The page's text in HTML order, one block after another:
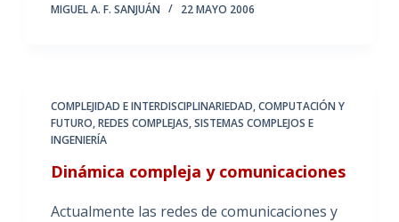
MIGUEL A. F. SANJUÁN 22 MAYO 2006
COMPLEJIDAD E INTERDISCIPLINARIEDAD,COMPUTACIÓN Y
FUTURO,REDES COMPLEJAS,SISTEMAS COMPLEJOS E
INGENIERÍA
Dinámica compleja y comunicaciones
Actualmente las redes de comunicaciones y